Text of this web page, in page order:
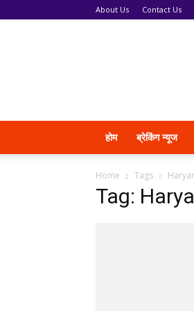
About Us Contact Us
होम ब्रेकिंग न्यूज
Home Tags
Tag: